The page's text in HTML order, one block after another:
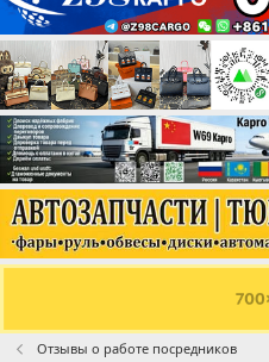
Отзывы о работе посредников